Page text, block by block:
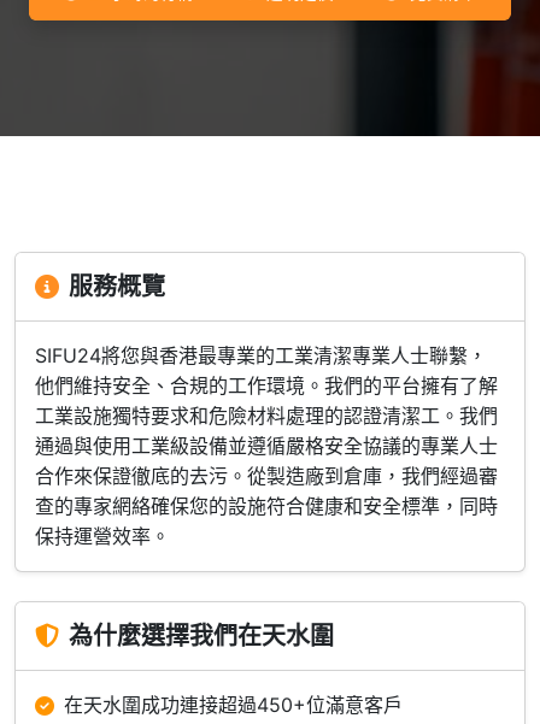
服務概覽
SIFU24將您與香港最專業的工業清潔專業人士聯繫，
他們維持安全、合規的工作環境。我們的平台擁有了解
工業設施獨特要求和危險材料處理的認證清潔工。我們
通過與使用工業級設備並遵循嚴格安全協議的專業人士
合作來保證徹底的去污。從製造廠到倉庫，我們經過審
查的專家網絡確保您的設施符合健康和安全標準，同時
保持運營效率。
為什麼選擇我們在天水圍
在天水圍成功連接超過450+位滿意客戶